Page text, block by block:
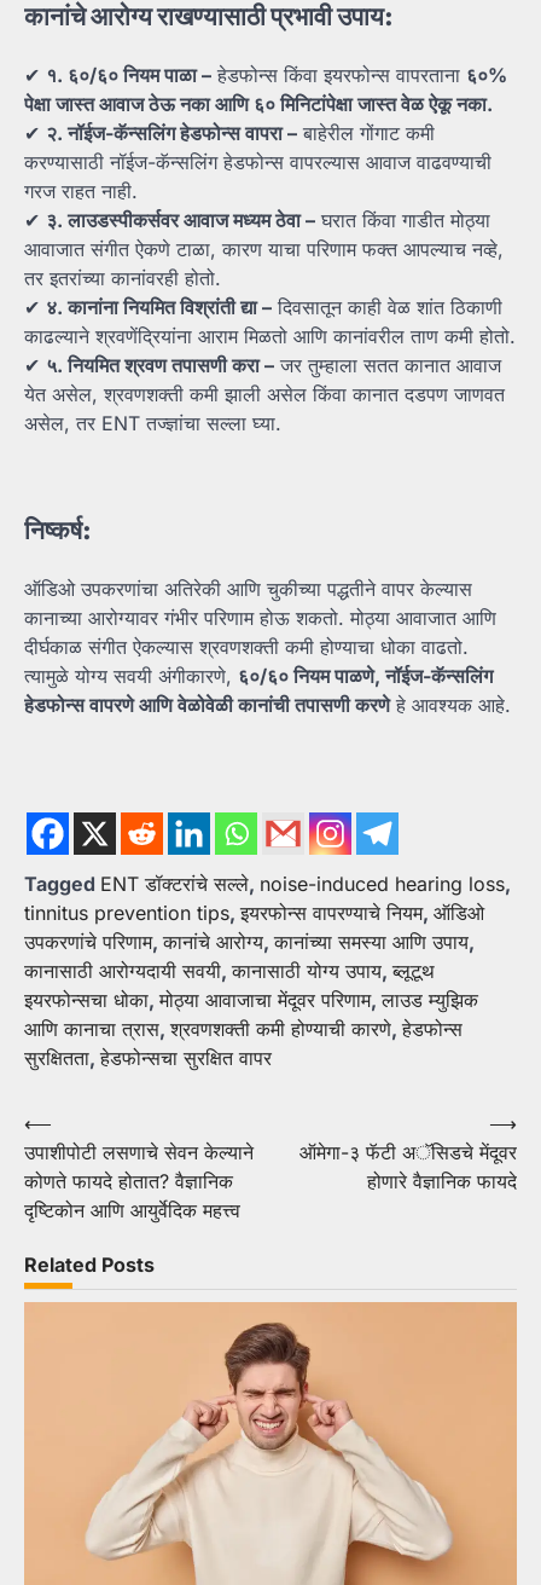
कानांचेआरोग्यराखण्यासाठीप्रभावीउपाय:
✔ १. ६०/६०नियमपाळा – हेडफोन्स किंवा इयरफोन्स वापरताना ६०%
पेक्षाजास्तआवाजठेऊनकाआणि ६०मिनिटांपेक्षाजास्तवेळऐकूनका.
✔ २.नॉईज-कॅन्सलिंगहेडफोन्सवापरा – बाहेरील गोंगाट कमी
करण्यासाठी नॉईज-कॅन्सलिंग हेडफोन्स वापरल्यास आवाज वाढवण्याची
गरज राहत नाही.
✔ ३.लाउडस्पीकर्सवरआवाजमध्यमठेवा – घरात किंवा गाडीत मोठ्या
आवाजात संगीत ऐकणे टाळा, कारण याचा परिणाम फक्त आपल्याच नव्हे,
तर इतरांच्या कानांवरही होतो.
✔ ४.कानांनानियमितविश्रांतीद्या – दिवसातून काही वेळ शांत ठिकाणी
काढल्याने श्रवणेंद्रियांना आराम मिळतो आणि कानांवरील ताण कमी होतो.
✔ ५.नियमितश्रवणतपासणीकरा – जर तुम्हाला सतत कानात आवाज
येत असेल, श्रवणशक्ती कमी झाली असेल किंवा कानात दडपण जाणवत
असेल, तर ENT तज्ज्ञांचा सल्ला घ्या.
निष्कर्ष:
ऑडिओ उपकरणांचा अतिरेकी आणि चुकीच्या पद्धतीने वापर केल्यास
कानाच्या आरोग्यावर गंभीर परिणाम होऊ शकतो. मोठ्या आवाजात आणि
दीर्घकाळ संगीत ऐकल्यास श्रवणशक्ती कमी होण्याचा धोका वाढतो.
त्यामुळे योग्य सवयी अंगीकारणे, ६०/६०नियमपाळणे,नॉईज-कॅन्सलिंग
हेडफोन्सवापरणेआणिवेळोवेळीकानांचीतपासणीकरणेहे आवश्यक आहे.
Tagged ENT डॉक्टरांचे सल्ले, noise-induced hearing loss,
tinnitus prevention tips,इयरफोन्स वापरण्याचे नियम, ऑडिओ
उपकरणांचे परिणाम,कानांचे आरोग्य,कानांच्या समस्या आणि उपाय,
कानासाठी आरोग्यदायी सवयी,कानासाठी योग्य उपाय,ब्लूटूथ
इयरफोन्सचा धोका,मोठ्या आवाजाचा मेंदूवर परिणाम,लाउड म्युझिक
आणि कानाचा त्रास,श्रवणशक्ती कमी होण्याची कारणे,हेडफोन्स
सुरक्षितता,हेडफोन्सचा सुरक्षित वापर
Post
navigation
⟵
उपाशीपोटी लसणाचे सेवन केल्याने
कोणते फायदे होतात? वैज्ञानिक
दृष्टिकोन आणि आयुर्वेदिक महत्त्व
ऑमेगा-३ फॅटी अॅसिडचे मेंदूवर
होणारे वैज्ञानिक फायदे
⟶
Related Posts